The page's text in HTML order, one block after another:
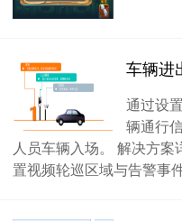
车辆进
通过设
辆通行
人员车辆入场。 解决方
置视频轮巡区域与告警事